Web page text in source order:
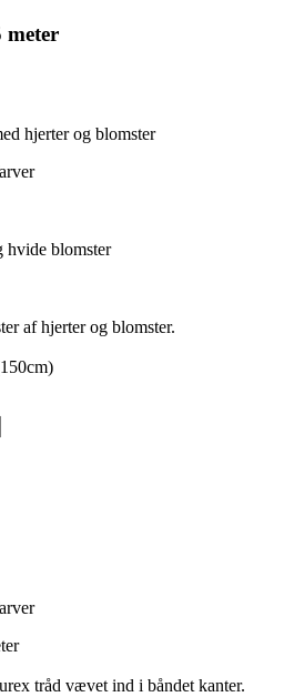
meter
hjerter og blomster
hvide blomster
af hjerter og blomster.
tråd vævet ind i båndet kanter.